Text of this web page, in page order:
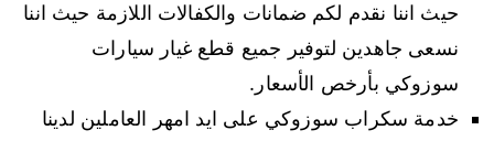
حيث اننا نقدم لكم ضمانات والكفالات اللازمة حيث اننا
نسعى جاهدين لتوفير جميع قطع غيار سيارات
سوزوكي بأرخص الأسعار.
خدمة سكراب سوزوكي على ايد امهر العاملين لدينا